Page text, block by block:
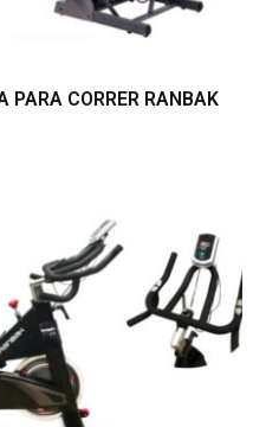
PARA CORRER RANBAK